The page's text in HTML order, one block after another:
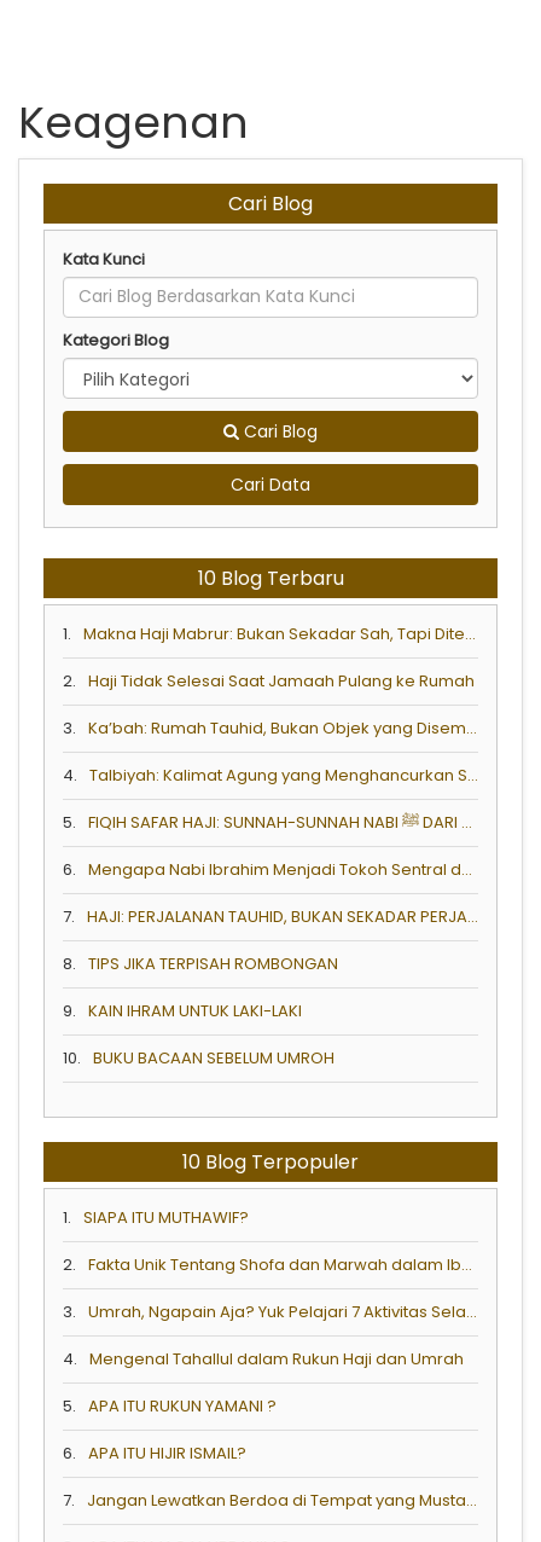
Keagenan
Cari Blog
Kata Kunci
Kategori Blog
Cari Blog
Cari Data
10 Blog Terbaru
1. Makna Haji Mabrur: Bukan Sekadar Sah, Tapi Diterima dan Mengubah Hidup
2. Haji Tidak Selesai Saat Jamaah Pulang ke Rumah
3. Ka’bah: Rumah Tauhid, Bukan Objek yang Disembah
4. Talbiyah: Kalimat Agung yang Menghancurkan Syirik
5. FIQIH SAFAR HAJI: SUNNAH-SUNNAH NABI ﷺ DARI MENINGGALKAN RUMAH HINGGA TIBA DI KOTA TUJUAN
6. Mengapa Nabi Ibrahim Menjadi Tokoh Sentral dalam Ibadah Haji?
7. HAJI: PERJALANAN TAUHID, BUKAN SEKADAR PERJALANAN FISIK
8. TIPS JIKA TERPISAH ROMBONGAN
9. KAIN IHRAM UNTUK LAKI-LAKI
10. BUKU BACAAN SEBELUM UMROH
10 Blog Terpopuler
1. SIAPA ITU MUTHAWIF?
2. Fakta Unik Tentang Shofa dan Marwah dalam Ibadah Haji & Umrah
3. Umrah, Ngapain Aja? Yuk Pelajari 7 Aktivitas Selama Umrah!
4. Mengenal Tahallul dalam Rukun Haji dan Umrah
5. APA ITU RUKUN YAMANI ?
6. APA ITU HIJIR ISMAIL?
7. Jangan Lewatkan Berdoa di Tempat yang Mustajab Berikut Ketika Umrah